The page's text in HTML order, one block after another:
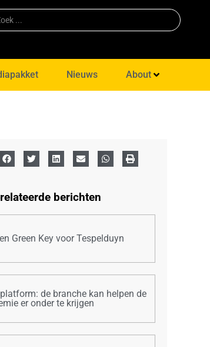
Nieuws About
berichten
Green Key voor Tespelduyn
de branche kan helpen de
er onder te krijgen